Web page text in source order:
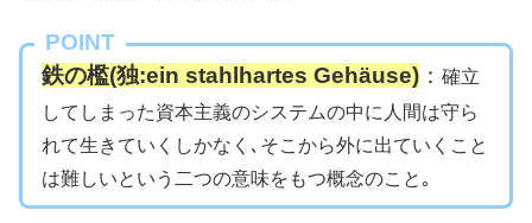
POINT
鉄の檻(独:ein stahlhartes Gehäuse) ： 確立
してしまった資本主義のシステムの中に人間は守ら
れて生きていくしかなく､そこから外に出ていくこと
は難しいという二つの意味をもつ概念のこと｡